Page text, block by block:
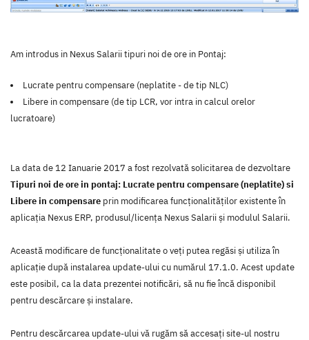
Am introdus in Nexus Salarii tipuri noi de ore in Pontaj:
Lucrate pentru compensare (neplatite - de tip NLC)
Libere in compensare (de tip LCR, vor intra in calcul orelor
lucratoare)
La data de 12 Ianuarie 2017 a fost rezolvată solicitarea de dezvoltare
Tipuri noi de ore in pontaj: Lucrate pentru compensare (neplatite) si
Libere in compensare prin modificarea funcţionalităţilor existente în
aplicaţia Nexus ERP, produsul/licenţa Nexus Salarii şi modulul Salarii.
Această modificare de funcţionalitate o veţi putea regăsi şi utiliza în
aplicaţie după instalarea update-ului cu numărul 17.1.0. Acest update
este posibil, ca la data prezentei notificări, să nu fie încă disponibil
pentru descărcare şi instalare.
Pentru descărcarea update-ului vă rugăm să accesaţi site-ul nostru